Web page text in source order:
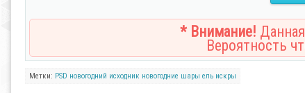
* Внимание!
Вероятность
Метки: PSD новогодний исходник новогодние шары ель искры